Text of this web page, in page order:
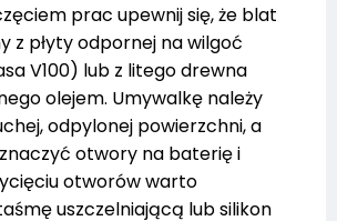
prac upewnij się, że blat
z płyty odpornej na wilgoć
V100) lub z litego drewna
olejem. Umywalkę należy
odpylonej powierzchni, a
otwory na baterię i
otworów warto
uszczelniającą lub silikon